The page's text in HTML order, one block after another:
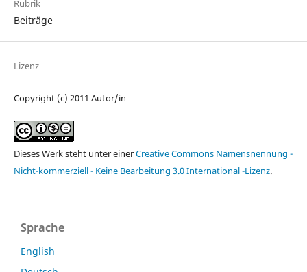
Rubrik
Beiträge
Lizenz
Copyright (c) 2011 Autor/in
Dieses Werk steht unter einerCreative Commons Namensnennung -
Nicht-kommerziell - Keine Bearbeitung 3.0 International -Lizenz.
Sprache
English